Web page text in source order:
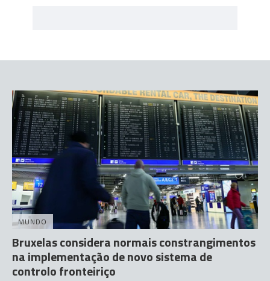
MUNDO
Bruxelas considera normais constrangimentos
na implementação de novo sistema de
controlo fronteiriço